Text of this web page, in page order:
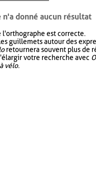
n'a donné aucun résultat
l'orthographe est correcte.
guillemets autour des
retournera souvent plus de
votre recherche avec
vélo.